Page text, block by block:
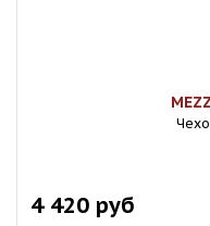
4 420 руб